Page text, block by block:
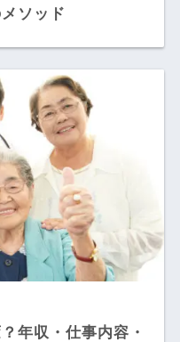
ソッド
年収・仕事内容・